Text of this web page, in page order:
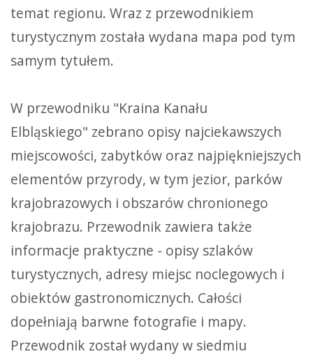
temat regionu. Wraz z przewodnikiem
turystycznym została wydana mapa pod tym
samym tytułem.
W przewodniku "Kraina Kanału
Elbląskiego" zebrano opisy najciekawszych
miejscowości, zabytków oraz najpiękniejszych
elementów przyrody, w tym jezior, parków
krajobrazowych i obszarów chronionego
krajobrazu. Przewodnik zawiera także
informacje praktyczne - opisy szlaków
turystycznych, adresy miejsc noclegowych i
obiektów gastronomicznych. Całości
dopełniają barwne fotografie i mapy.
Przewodnik został wydany w siedmiu